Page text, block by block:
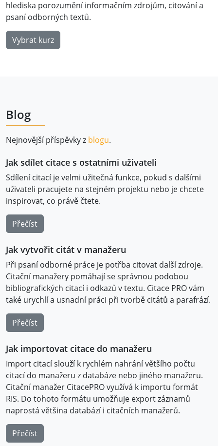
hlediska porozumění informačním zdrojům, citování a
psaní odborných textů.
Vybrat kurz
Blog
Nejnovější příspěvky z blogu.
Jak sdílet citace s ostatními uživateli
Sdílení citací je velmi užitečná funkce, pokud s dalšími
uživateli pracujete na stejném projektu nebo je chcete
inspirovat, co právě čtete.
Přečíst
Jak vytvořit citát v manažeru
Při psaní odborné práce je potřba citovat další zdroje.
Citační manažery pomáhají se správnou podobou
bibliografických citací i odkazů v textu. Citace PRO vám
také urychlí a usnadní práci při tvorbě citátů a parafrází.
Přečíst
Jak importovat citace do manažeru
Import citací slouží k rychlém nahrání většího počtu
citací do manažeru z databáze nebo jiného manažeru.
Citační manažer CitacePRO využívá k importu formát
RIS. Do tohoto formátu umožňuje export záznamů
naprostá většina databází i citačních manažerů.
Přečíst